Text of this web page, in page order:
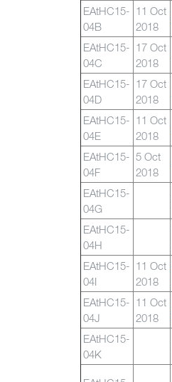
EAtHC15-
04B
11 Oct
2018
EAtHC15-
04C
17 Oct
2018
EAtHC15-
04D
17 Oct
2018
EAtHC15-
04E
11 Oct
2018
EAtHC15-
04F
5 Oct
2018
EAtHC15-
04G
EAtHC15-
04H
EAtHC15-
04I
11 Oct
2018
EAtHC15-
04J
11 Oct
2018
EAtHC15-
04K